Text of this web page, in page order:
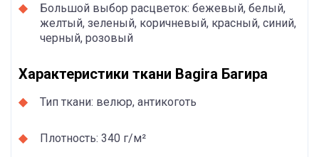
Большой выбор расцветок: бежевый, белый,
желтый, зеленый, коричневый, красный, синий,
черный, розовый
Характеристики ткани Bagira Багира
Тип ткани: велюр, антикоготь
Плотность: 340 г/м²